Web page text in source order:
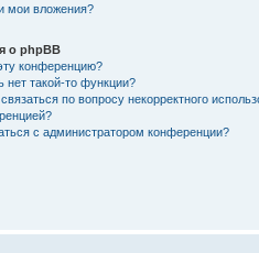
мои вложения?
о phpBB
конференцию?
нет такой-то функции?
по вопросу некорректного
с администратором конференции?